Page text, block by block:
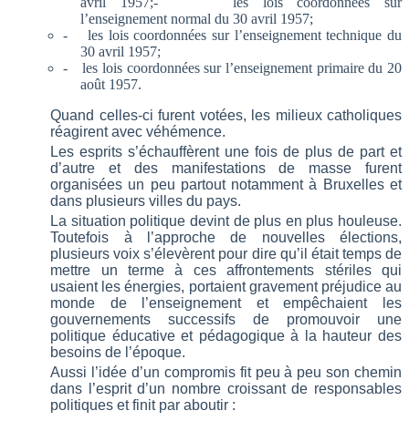
l’enseignement normal du 30 avril 1957;
-
les lois coordonnées sur l’enseignement technique du
30 avril 1957;
-
les lois coordonnées sur l’enseignement primaire du 20
août 1957.
Quand celles-ci furent votées, les milieux catholiques
réagirent avec véhémence.
Les esprits s’échauffèrent une fois de plus de part et
d’autre et des manifestations de masse furent
organisées un peu partout notamment à Bruxelles et
dans plusieurs villes du pays.
La situation politique devint de plus en plus houleuse.
Toutefois à l’approche de nouvelles élections,
plusieurs voix s’élevèrent pour dire qu’il était temps de
mettre un terme à ces affrontements stériles qui
usaient les énergies, portaient gravement préjudice au
monde de l’enseignement et empêchaient les
gouvernements successifs de promouvoir une
politique éducative et pédagogique à la hauteur des
besoins de l’époque.
Aussi l’idée d’un compromis fit peu à peu son chemin
dans l’esprit d’un nombre croissant de responsables
politiques et finit par aboutir :